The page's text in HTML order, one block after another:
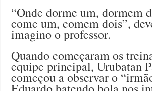
“Onde dorme um, dormem
come um, comem dois”,
imagino o professor.
Quando começaram os
equipe principal, Urubatan
começou a observar o